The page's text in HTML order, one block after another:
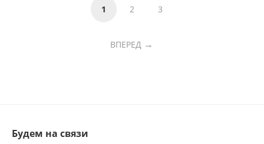
1 2 3
ВПЕРЕД
Будем на связи